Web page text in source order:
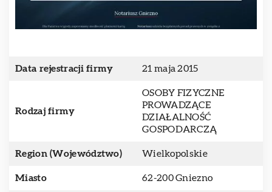
Data rejestracji firmy 21 maja 2015
Rodzaj firmy
OSOBY FIZYCZNE
PROWADZĄCE
DZIAŁALNOŚĆ
GOSPODARCZĄ
Region (Województwo) Wielkopolskie
Miasto 62-200 Gniezno